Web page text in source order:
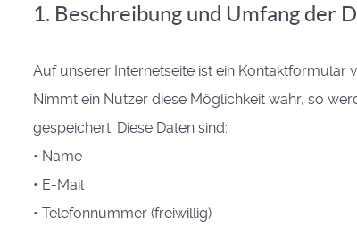
1. Beschreibung und Umfang der
Auf unserer Internetseite ist ein Kontaktformular
Nimmt ein Nutzer diese Möglichkeit wahr, so
gespeichert. Diese Daten sind:
• Name
• E-Mail
• Telefonnummer (freiwillig)